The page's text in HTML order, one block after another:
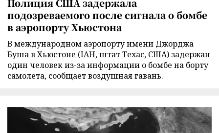
Полиция США задержала
подозреваемого после сигнала о бомбе
в аэропорту Хьюстона
В международном аэропорту имени Джорджа
Буша в Хьюстоне (IAH, штат Техас, США) задержан
один человек из-за информации о бомбе на борту
самолета, сообщает воздушная гавань.